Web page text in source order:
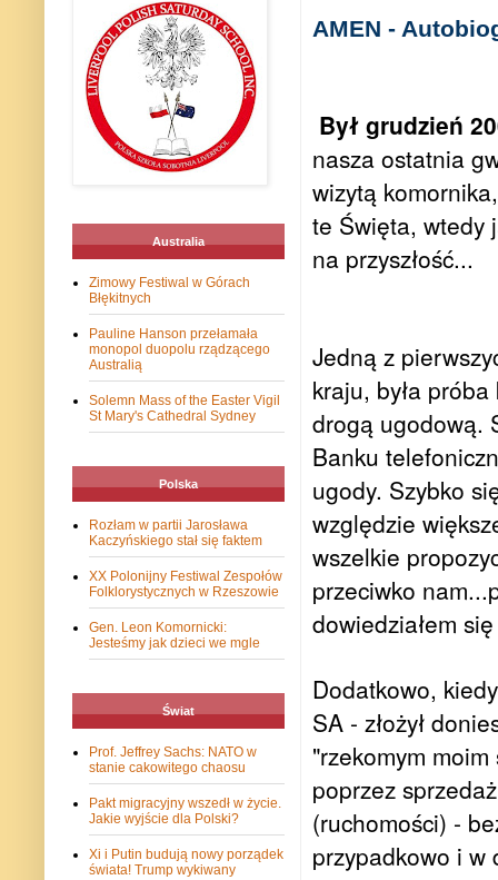
AMEN -
Był grudzień
nasza ostatnia
wizytą
te Święta, wtedy
na przyszłość...
Jedną z
kraju, była
drogą ugodową.
Banku
ugody. Szybko
względzie
wszelkie
przeciwko
dowiedziałem
Dodatkowo,
SA - złożył
"rzekomym
poprzez
(ruchomości) -
przypadkowo i w
Australia
Zimowy Festiwal w Górach
Błękitnych
Pauline Hanson przełamała
monopol duopolu rządzącego
Australią
Solemn Mass of the Easter Vigil
St Mary's Cathedral Sydney
Polska
Rozłam w partii Jarosława
Kaczyńskiego stał się faktem
XX Polonijny Festiwal Zespołów
Folklorystycznych w Rzeszowie
Gen. Leon Komornicki:
Jesteśmy jak dzieci we mgle
Świat
Prof. Jeffrey Sachs: NATO w
stanie cakowitego chaosu
Pakt migracyjny wszedł w życie.
Jakie wyjście dla Polski?
Xi i Putin budują nowy porządek
świata! Trump wykiwany